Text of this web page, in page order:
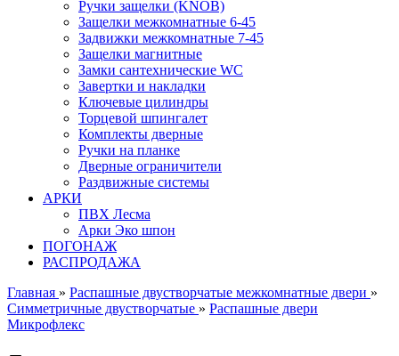
Ручки защелки (KNOB)
Защелки межкомнатные 6-45
Задвижки межкомнатные 7-45
Защелки магнитные
Замки сантехнические WC
Завертки и накладки
Ключевые цилиндры
Торцевой шпингалет
Комплекты дверные
Ручки на планке
Дверные ограничители
Раздвижные системы
АРКИ
ПВХ Лесма
Арки Эко шпон
ПОГОНАЖ
РАСПРОДАЖА
Главная » Распашные двустворчатые межкомнатные двери »
Симметричные двустворчатые » Распашные двери
Микрофлекс